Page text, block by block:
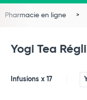
Pharmacie en ligne
Yogi Tea
Infusions x 17